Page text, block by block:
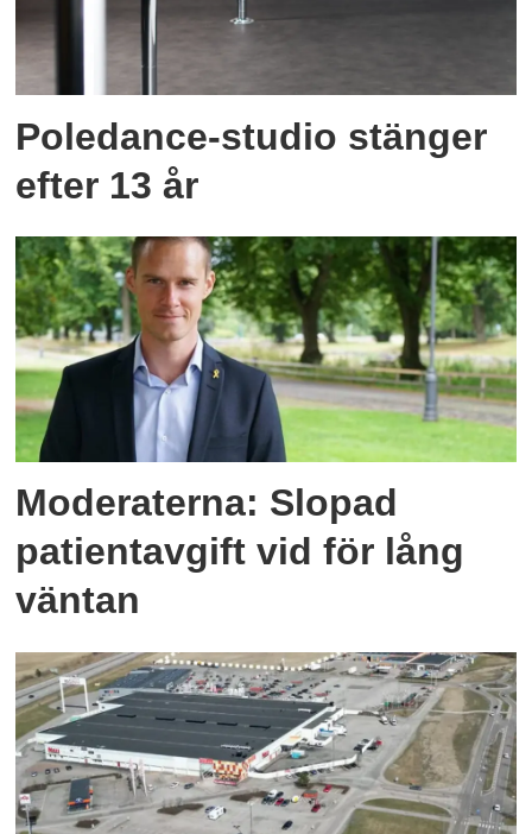
Poledance-studio stänger
efter 13 år
Moderaterna: Slopad
patientavgift vid för lång
väntan